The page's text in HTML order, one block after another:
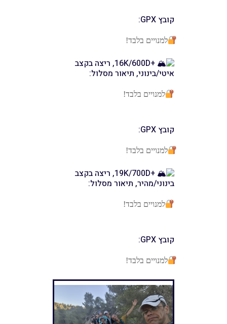
קובץ GPX:
למנויים בלבד!
+16K/600D, ריצה בקצב
איטי/בינוני, תיאור מסלול:
למנויים בלבד!
קובץ GPX:
למנויים בלבד!
+19K/700D, ריצה בקצב
בינוני/מהיר, תיאור מסלול:
למנויים בלבד!
קובץ GPX:
למנויים בלבד!